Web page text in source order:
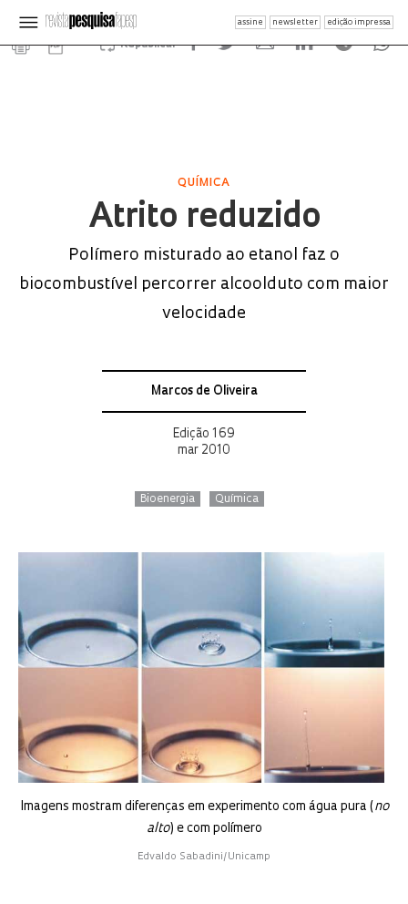
assine newsletter edição impressa
Republicar
QUÍMICA
Atrito reduzido
Polímero misturado ao etanol faz o
biocombustível percorrer alcoolduto com maior
velocidade
Marcos de Oliveira
Edição 169
mar 2010
Bioenergia Química
Imagens mostram diferenças em experimento com água pura ( no
alto) e com polímero
Edvaldo Sabadini/Unicamp